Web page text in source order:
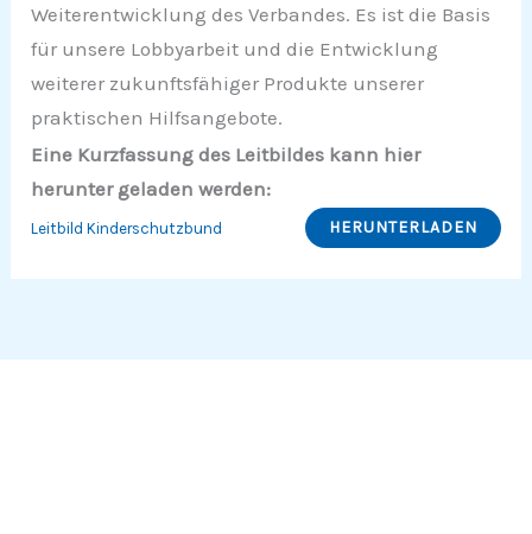
Weiterentwicklung des Verbandes. Es ist die Basis
für unsere Lobbyarbeit und die Entwicklung
weiterer zukunftsfähiger Produkte unserer
praktischen Hilfsangebote.
Eine Kurzfassung des Leitbildes kann hier
herunter geladen werden:
Leitbild Kinderschutzbund HERUNTERLADEN